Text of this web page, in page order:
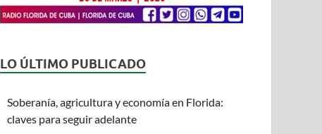
LO ÚLTIMO PUBLICADO
Soberanía, agricultura y economía en Florida:
claves para seguir adelante